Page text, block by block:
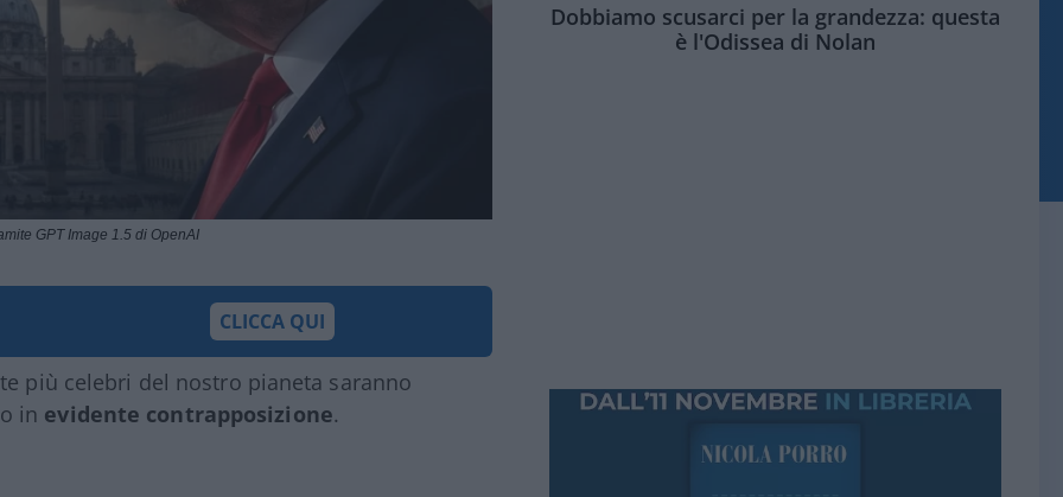
GPT Image 1.5 di OpenAI
CLICCA QUI
più celebri del nostro pianeta saranno
in evidente contrapposizione.
Dobbiamo scusarci per la grandezza: questa
è l'Odissea di Nolan